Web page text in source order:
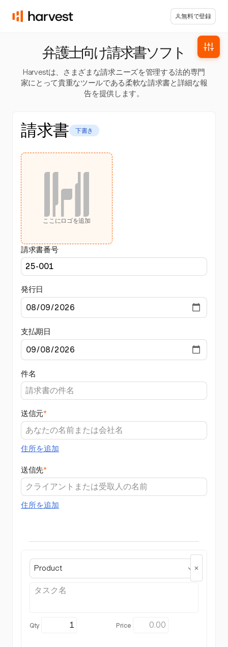
無料で登録
弁護士向け請求書ソフト
Harvestは、さまざまな請求ニーズを管理する法的専門
家にとって貴重なツールである柔軟な請求書と詳細な報
告を提供します。
請求書 下書き
ここにロゴを追加
請求書番号
発行日
支払期日
件名
送信元*
住所を追加
送信先*
住所を追加
Product